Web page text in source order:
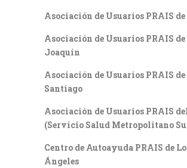
Asociación de Usuarios PRAIS de
Asociación de Usuarios PRAIS de
Joaquín
Asociación de Usuarios PRAIS de
Santiago
Asociación de Usuarios PRAIS
(Servicio Salud Metropolitano
Centro de Autoayuda PRAIS de
Ángeles